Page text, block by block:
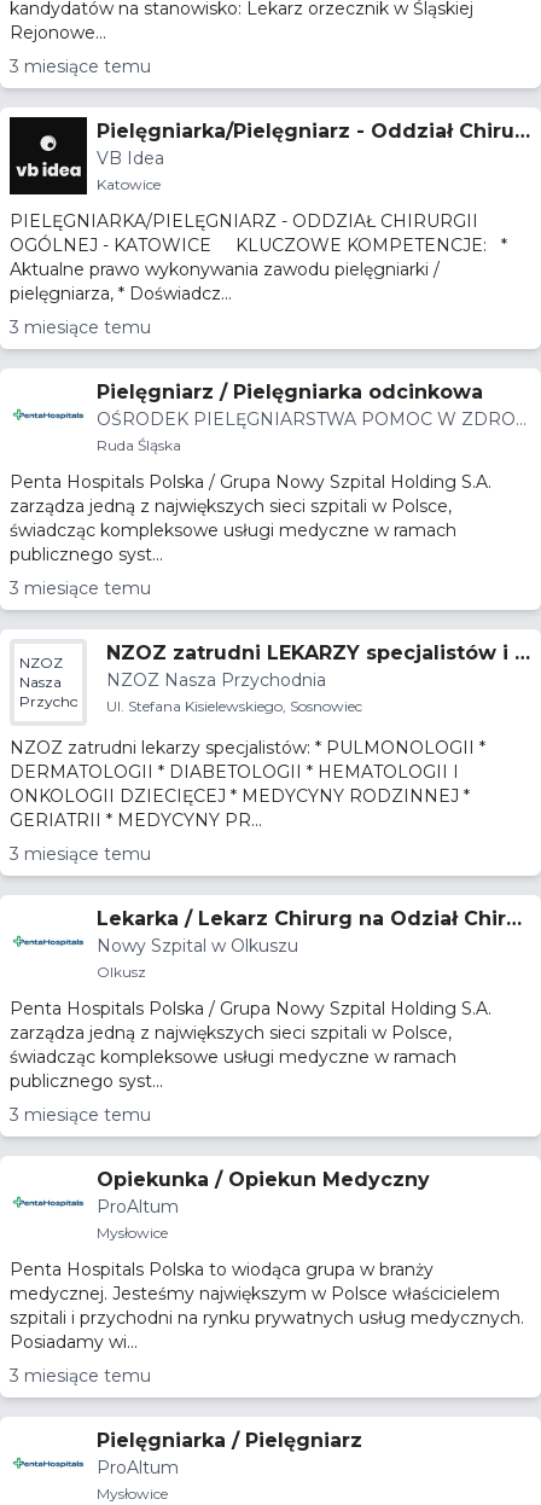
kandydatów na stanowisko: Lekarz orzecznik w Śląskiej
Rejonowe...
3 miesiące temu
Pielęgniarka/Pielęgniarz - Oddział Chirur
gii Ogólnej - Katowice
VB Idea
Katowice
PIELĘGNIARKA/PIELĘGNIARZ - ODDZIAŁ CHIRURGII
OGÓLNEJ - KATOWICE KLUCZOWE KOMPETENCJE: *
Aktualne prawo wykonywania zawodu pielęgniarki /
pielęgniarza, * Doświadcz...
3 miesiące temu
Pielęgniarz / Pielęgniarka odcinkowa
OŚRODEK PIELĘGNIARSTWA POMOC W ZDRO
WIU I W CHOROBIE
Ruda Śląska
Penta Hospitals Polska / Grupa Nowy Szpital Holding S.A.
zarządza jedną z największych sieci szpitali w Polsce,
świadcząc kompleksowe usługi medyczne w ramach
publicznego syst...
3 miesiące temu
NZOZ
Nasza
Przychodnia
NZOZ zatrudni LEKARZY specjalistów i P
OZ
NZOZ Nasza Przychodnia
Ul. Stefana Kisielewskiego, Sosnowiec
NZOZ zatrudni lekarzy specjalistów: * PULMONOLOGII *
DERMATOLOGII * DIABETOLOGII * HEMATOLOGII I
ONKOLOGII DZIECIĘCEJ * MEDYCYNY RODZINNEJ *
GERIATRII * MEDYCYNY PR...
3 miesiące temu
Lekarka / Lekarz Chirurg na Odział Chirur
gii Ogólnej
Nowy Szpital w Olkuszu
Olkusz
Penta Hospitals Polska / Grupa Nowy Szpital Holding S.A.
zarządza jedną z największych sieci szpitali w Polsce,
świadcząc kompleksowe usługi medyczne w ramach
publicznego syst...
3 miesiące temu
Opiekunka / Opiekun Medyczny
ProAltum
Mysłowice
Penta Hospitals Polska to wiodąca grupa w branży
medycznej. Jesteśmy największym w Polsce właścicielem
szpitali i przychodni na rynku prywatnych usług medycznych.
Posiadamy wi...
3 miesiące temu
Pielęgniarka / Pielęgniarz
ProAltum
Mysłowice